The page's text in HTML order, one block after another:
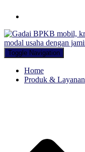
Toggle Navigation
Home
Produk & Layanan